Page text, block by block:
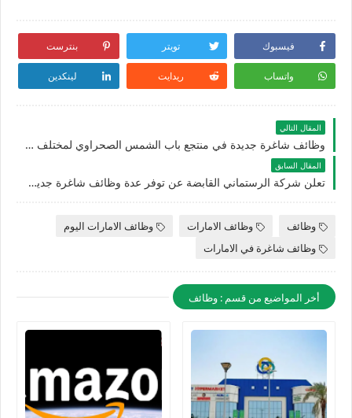
فيسبوك تويتر بنترست
واتساب ريدايت لينكدين
المقال التالي
وظائف شاغرة جديدة في منتجع باب الشمس الصحراوي لمختلف التخصصات للجنسيين في دبي بالامارات لعام 2026
المقال السابق
تعلن شركة الرستماني القابضة عن توفر عدة وظائف شاغرة جديدة في مختلف التخصصات للوافدين والأجانب في الامارات
وظائف وظائف الامارات
وظائف الامارات اليوم
وظائف شاغرة في الامارات
أخر المواضيع من قسم : وظائف